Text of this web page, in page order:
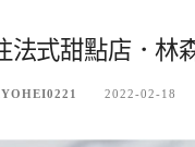
法式甜點店．林
2022-02-18